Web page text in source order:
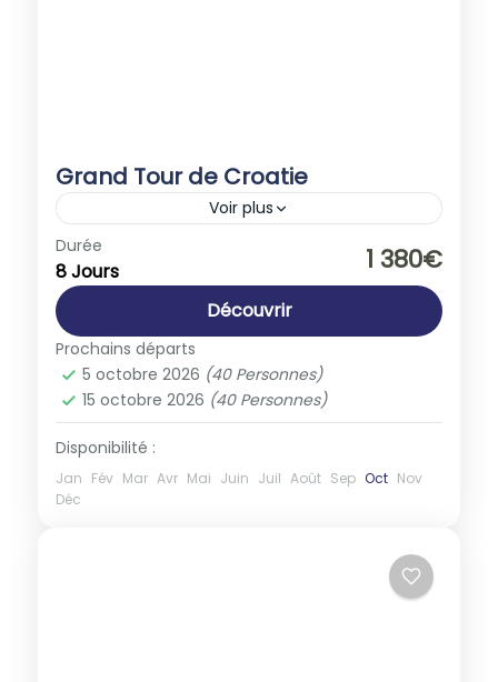
Grand Tour de Croatie
Voir plus
Croatie
1-40 People
Durée
8 Jours 1 380€
Découvrir
Prochains départs
5 octobre 2026 (40 Personnes)
15 octobre 2026 (40 Personnes)
Disponibilité :
Jan Fév Mar Avr Mai Juin Juil Août Sep Oct Nov
Déc